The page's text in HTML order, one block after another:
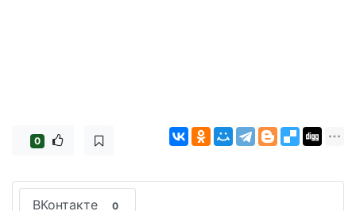
0
ВКонтакте 0